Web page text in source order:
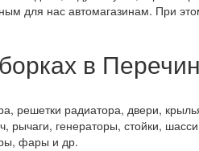
для нас автомагазинам. При
в
решетки радиатора, двери,
рычаги, генераторы, стойки,
фары и др.